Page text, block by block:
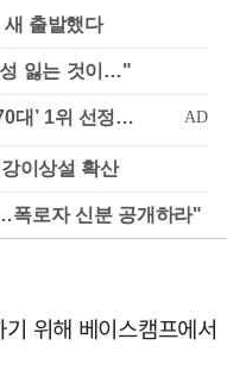
출발했다
잃는 것이…"
이상설 확산
폭로자 신분 공개하라"
위해 베이스캠프에서